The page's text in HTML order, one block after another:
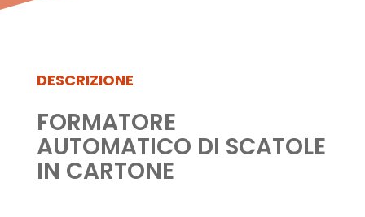
DESCRIZIONE
FORMATORE
AUTOMATICO DI SCATOLE
IN CARTONE